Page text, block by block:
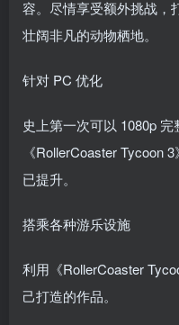
容。尽情享受额外挑战，
壮阔非凡的动物栖地。
针对 PC 优化
史上第一次可以 1080p
《RollerCoaster Tycoon
已提升。
搭乘各种游乐设施
利用《RollerCoaster
己打造的作品。